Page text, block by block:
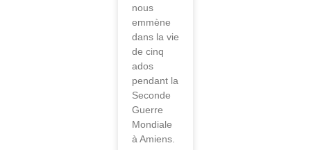
nous
emmène
dans la vie
de cinq
ados
pendant la
Seconde
Guerre
Mondiale
à Amiens.